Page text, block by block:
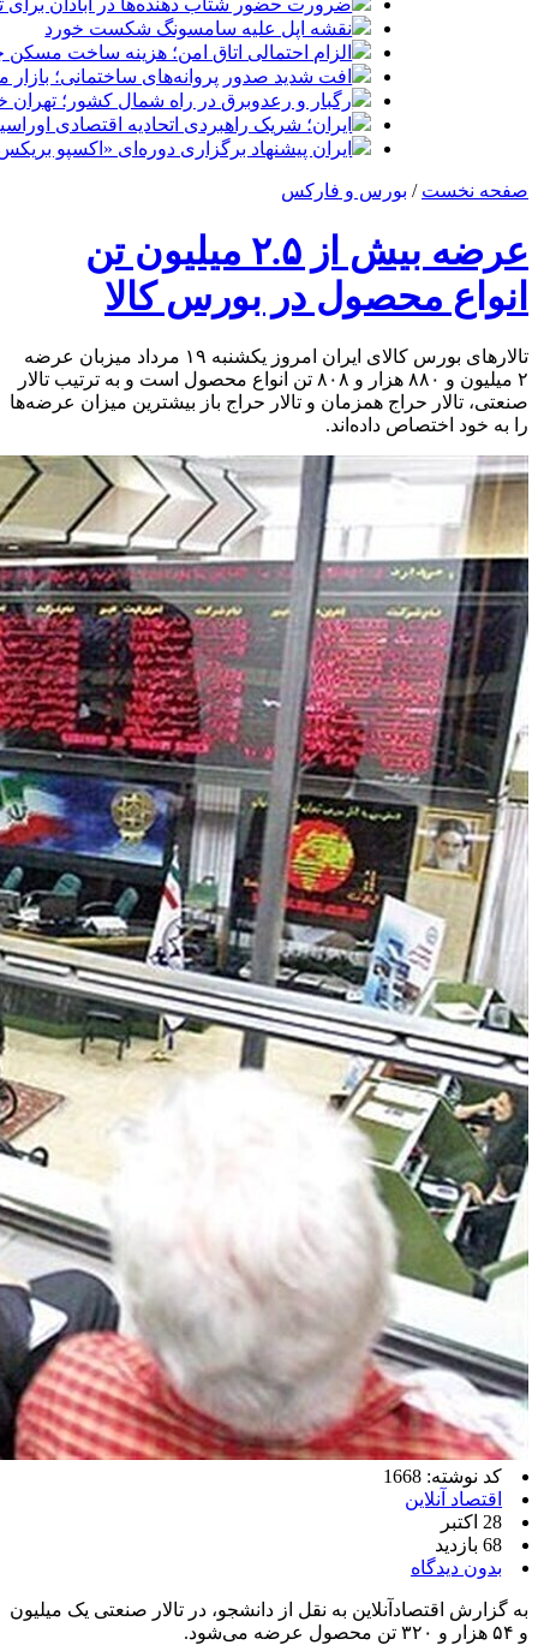
ضرورت حضور شتاب ‌دهنده‌ها در آبادان
نقشه اپل علیه سامسونگ شکست خورد
الزام احتمالی اتاق امن؛ هزینه ساخت مسکن
افت شدید صدور پروانه‌های ساختمانی؛
رگبار و رعدوبرق در راه شمال کشور؛
ایران؛ شریک راهبردی اتحادیه اقتصادی
ایران پیشنهاد برگزاری دوره‌ای «اکسپو
صفحه نخست / بورس و فارکس
عرضه بیش از ۲.۵ میلیون تن
انواع محصول در بورس کالا
تالار‌های بورس کالای ایران امروز یکشنبه ۱۹ مرداد میزبان عرضه
۲ میلیون و ۸۸۰ هزار و ۸۰۸ تن انواع محصول است و به ترتیب تالار
صنعتی، تالار حراج همزمان و تالار حراج باز بیشترین میزان عرضه‌ها
را به خود اختصاص داده‌اند.
کد نوشته: 1668
اقتصاد آنلاین
28 اکتبر
68 بازدید
بدون دیدگاه
به گزارش اقتصادآنلاین به نقل از دانشجو، در تالار صنعتی یک میلیون
و ۵۴ هزار و ۳۲۰ تن محصول عرضه می‌شود.